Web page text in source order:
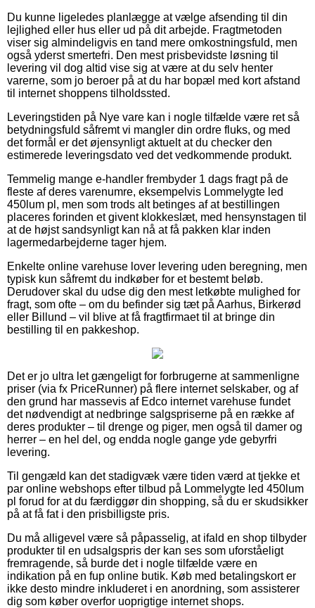
Du kunne ligeledes planlægge at vælge afsending til din
lejlighed eller hus eller ud på dit arbejde. Fragtmetoden
viser sig almindeligvis en tand mere omkostningsfuld, men
også yderst smertefri. Den mest prisbevidste løsning til
levering vil dog altid vise sig at være at du selv henter
varerne, som jo beroer på at du har bopæl med kort afstand
til internet shoppens tilholdssted.
Leveringstiden på Nye vare kan i nogle tilfælde være ret så
betydningsfuld såfremt vi mangler din ordre fluks, og med
det formål er det øjensynligt aktuelt at du checker den
estimerede leveringsdato ved det vedkommende produkt.
Temmelig mange e-handler frembyder 1 dags fragt på de
fleste af deres varenumre, eksempelvis Lommelygte led
450lum pl, men som trods alt betinges af at bestillingen
placeres forinden et givent klokkeslæt, med hensynstagen til
at de højst sandsynligt kan nå at få pakken klar inden
lagermedarbejderne tager hjem.
Enkelte online varehuse lover levering uden beregning, men
typisk kun såfremt du indkøber for et bestemt beløb.
Derudover skal du udse dig den mest letkøbte mulighed for
fragt, som ofte – om du befinder sig tæt på Aarhus, Birkerød
eller Billund – vil blive at få fragtfirmaet til at bringe din
bestilling til en pakkeshop.
Det er jo ultra let gængeligt for forbrugerne at sammenligne
priser (via fx PriceRunner) på flere internet selskaber, og af
den grund har massevis af Edco internet varehuse fundet
det nødvendigt at nedbringe salgspriserne på en række af
deres produkter – til drenge og piger, men også til damer og
herrer – en hel del, og endda nogle gange yde gebyrfri
levering.
Til gengæld kan det stadigvæk være tiden værd at tjekke et
par online webshops efter tilbud på Lommelygte led 450lum
pl forud for at du færdiggør din shopping, så du er skudsikker
på at få fat i den prisbilligste pris.
Du må alligevel være så påpasselig, at ifald en shop tilbyder
produkter til en udsalgspris der kan ses som uforståeligt
fremragende, så burde det i nogle tilfælde være en
indikation på en fup online butik. Køb med betalingskort er
ikke desto mindre inkluderet i en anordning, som assisterer
dig som køber overfor uoprigtige internet shops.